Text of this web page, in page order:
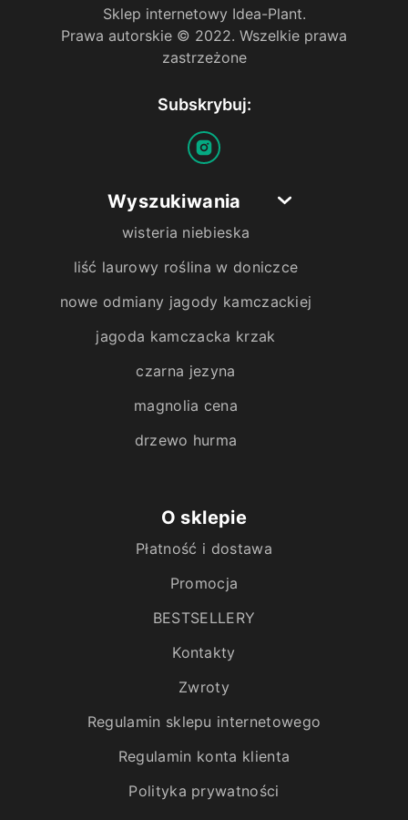
Sklep internetowy Idea-Plant.
Prawa autorskie © 2022. Wszelkie prawa
zastrzeżone
Subskrybuj:
Wyszukiwania
wisteria niebieska
liść laurowy roślina w doniczce
nowe odmiany jagody kamczackiej
jagoda kamczacka krzak
czarna jezyna
magnolia cena
drzewo hurma
O sklepie
Płatność i dostawa
Promocja
BESTSELLERY
Kontakty
Zwroty
Regulamin sklepu internetowego
Regulamin konta klienta
Polityka prywatności